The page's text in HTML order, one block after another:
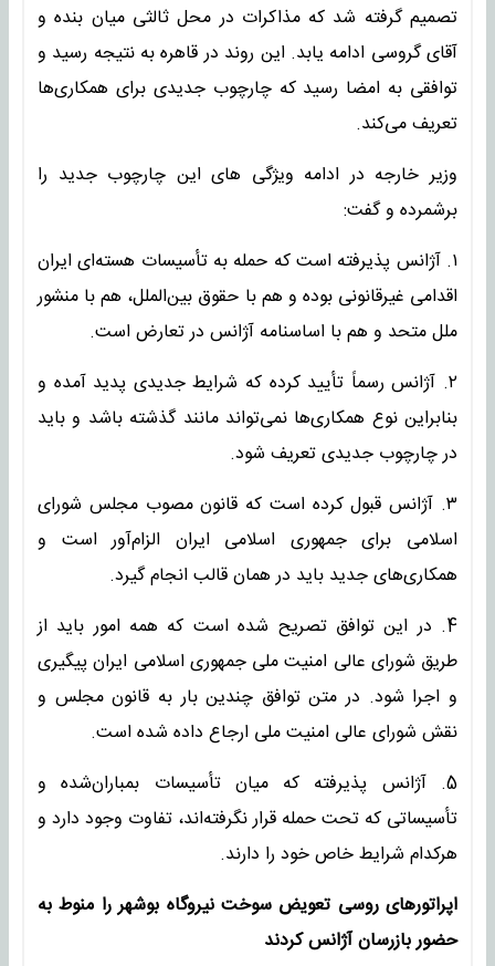
تصمیم گرفته شد که مذاکرات در محل ثالثی میان بنده و
آقای گروسی ادامه یابد. این روند در قاهره به نتیجه رسید و
توافقی به امضا رسید که چارچوب جدیدی برای همکاری‌ها
تعریف می‌کند.
وزیر خارجه در ادامه ویژگی های این چارچوب جدید را
برشمرده و گفت:
۱. آژانس پذیرفته است که حمله به تأسیسات هسته‌ای ایران
اقدامی غیرقانونی بوده و هم با حقوق بین‌الملل، هم با منشور
ملل متحد و هم با اساسنامه آژانس در تعارض است.
۲. آژانس رسماً تأیید کرده که شرایط جدیدی پدید آمده و
بنابراین نوع همکاری‌ها نمی‌تواند مانند گذشته باشد و باید
در چارچوب جدیدی تعریف شود.
۳. آژانس قبول کرده است که قانون مصوب مجلس شورای
اسلامی برای جمهوری اسلامی ایران الزام‌آور است و
همکاری‌های جدید باید در همان قالب انجام گیرد.
4. در این توافق تصریح شده است که همه امور باید از
طریق شورای عالی امنیت ملی جمهوری اسلامی ایران پیگیری
و اجرا شود. در متن توافق چندین بار به قانون مجلس و
نقش شورای عالی امنیت ملی ارجاع داده شده است.
5. آژانس پذیرفته که میان تأسیسات بمباران‌شده و
تأسیساتی که تحت حمله قرار نگرفته‌اند، تفاوت وجود دارد و
هرکدام شرایط خاص خود را دارند.
اپراتورهای روسی تعویض سوخت نیروگاه بوشهر را منوط به
حضور بازرسان آژانس کردند